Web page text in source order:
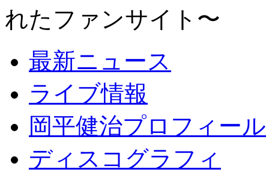
れたファンサイト〜
最新ニュース
ライブ情報
岡平健治プロフィール
ディスコグラフィ